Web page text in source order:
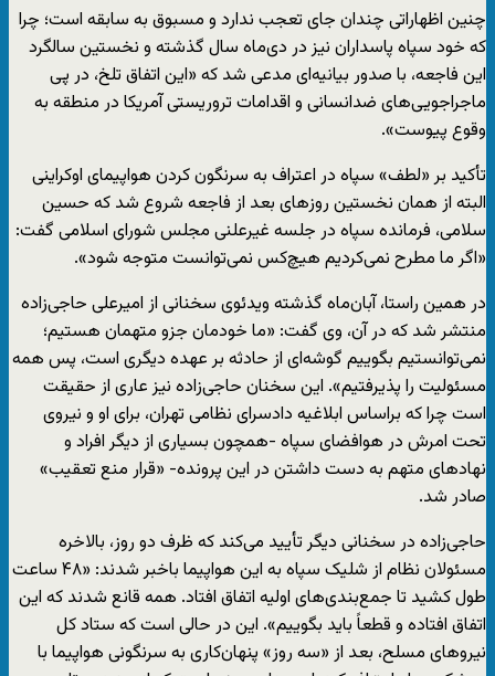
چنین اظهاراتی چندان جای تعجب ندارد و مسبوق به سابقه است؛ چرا
که خود سپاه پاسداران نیز در دی‌ماه سال گذشته و نخستین سالگرد
این فاجعه، با صدور بیانیه‌ای مدعی شد که «این اتفاق تلخ، در پی
ماجراجویی‌های ضدانسانی و اقدامات تروریستی آمریکا در منطقه به
وقوع پیوست».
تأکید بر «لطف» سپاه در اعتراف به سرنگون کردن هواپیمای اوکراینی
البته از همان نخستین روزهای بعد از فاجعه شروع شد که حسین
سلامی، فرمانده سپاه در جلسه غیرعلنی مجلس شورای اسلامی گفت:
«اگر ما مطرح نمی‌کردیم هیچ‌کس نمی‌توانست متوجه شود».
در همین راستا، آبان‌ماه گذشته ویدئوی سخنانی از امیرعلی‌ حاجی‌زاده
منتشر شد که در آن، وی گفت: «ما خودمان جزو متهمان هستیم؛
نمی‌توانستیم بگوییم گوشه‌ای از حادثه بر عهده دیگری است، پس همه‌
مسئولیت را پذیرفتیم». این سخنان حاجی‌زاده نیز عاری از حقیقت
است چرا که براساس ابلاغیه دادسرای نظامی تهران، برای او و نیروی
تحت امرش در هوافضای سپاه -همچون بسیاری از دیگر افراد و
نهادهای متهم به دست داشتن در این پرونده- «قرار منع تعقیب»
صادر شد.
حاجی‌زاده در سخنانی دیگر تأیید می‌کند که ظرف دو روز، بالاخره
مسئولان نظام از شلیک سپاه به این هواپیما باخبر شدند: «۴۸ ساعت
طول کشید تا جمع‌بندی‌های اولیه اتفاق افتاد. همه قانع شدند که این
اتفاق افتاده و قطعاً باید بگوییم». این در حالی است که ستاد کل
نیروهای مسلح، بعد از «سه روز» پنهان‌کاری به سرنگونی هواپیما با